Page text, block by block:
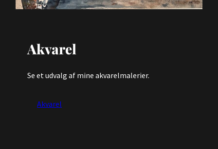
Akvarel
Se et udvalg af mine akvarelmalerier.
Akvarel